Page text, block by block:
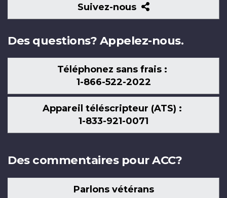
Suivez-nous
Suivez-
nous
Des questions? Appelez-nous.
Téléphonez sans frais :
1-866-522-2022
Appareil téléscripteur (ATS) :
1-833-921-0071
Des commentaires pour ACC?
Parlons vétérans